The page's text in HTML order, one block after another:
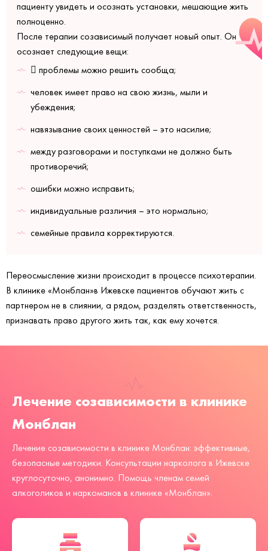
пациенту увидеть и осознать установки, мешающие жить
полноценно.
После терапии созависимый получает новый опыт. Он
осознает следующие вещи:
 проблемы можно решить сообща;
человек имеет право на свою жизнь, мыли и
убеждения;
навязывание своих ценностей – это насилие;
между разговорами и поступками не должно быть
противоречий;
ошибки можно исправить;
индивидуальные различия – это нормально;
семейные правила корректируются.
Переосмысление жизни происходит в процессе психотерапии.
В клинике «Монблан»в Ижевске пациентов обучают жить с
партнером не в слиянии, а рядом, разделять ответственность,
признавать право другого жить так, как ему хочется.
Лечение созависимости в клинике
Монблан
Лечение созависимости в клинике Монблан: эффективные,
безопасные методики. Консультации нарколога в Ижевске
круглосуточно, анонимно. Помощь членам семей
алкоголиков и наркоманов в клинике «Монблан».